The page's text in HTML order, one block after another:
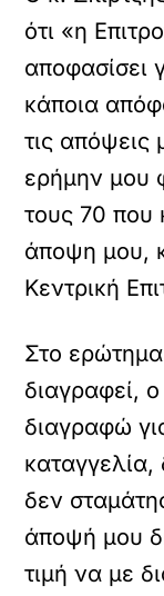
ότι «η
αποφασίσει
κάποια
τις απόψεις
ερήμην μου
τους 70 που
άποψη μου,
Κεντρική
Στο
διαγραφεί,
διαγραφώ
καταγγελία,
δεν
άποψή μου
τιμή να με